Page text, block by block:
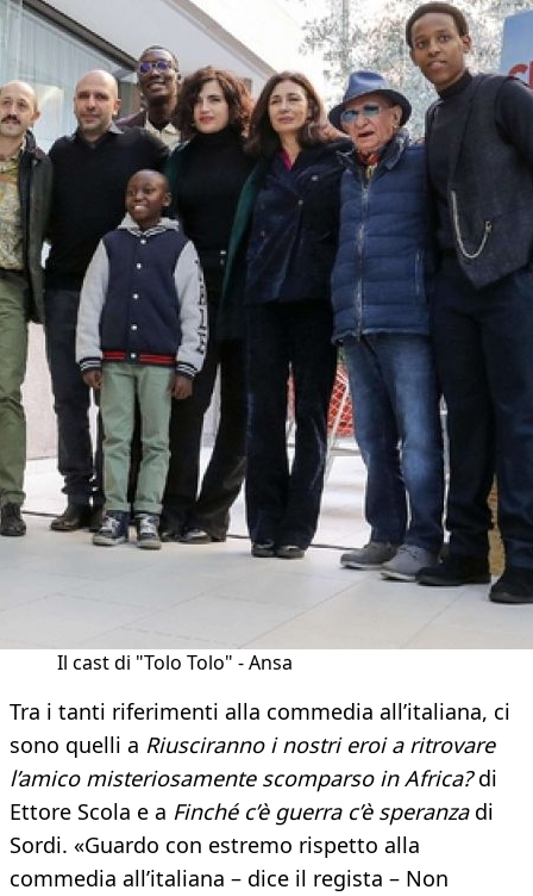
Il cast di "Tolo Tolo" - Ansa
Tra i tanti riferimenti alla commedia all’italiana, ci
sono quelli a Riusciranno i nostri eroi a ritrovare
l’amico misteriosamente scomparso in Africa?di
Ettore Scola e a Finché c’è guerra c’è speranzadi
Sordi. «Guardo con estremo rispetto alla
commedia all’italiana – dice il regista – Non